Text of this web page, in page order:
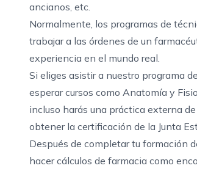
ancianos, etc.
Normalmente, los programas de
trabajar a las órdenes de un
experiencia en el mundo real.
Si eliges asistir a nuestro programa
esperar cursos como Anatomía y
incluso harás una práctica externa
obtener la certificación de la Junta
Después de completar tu formación
hacer cálculos de farmacia como